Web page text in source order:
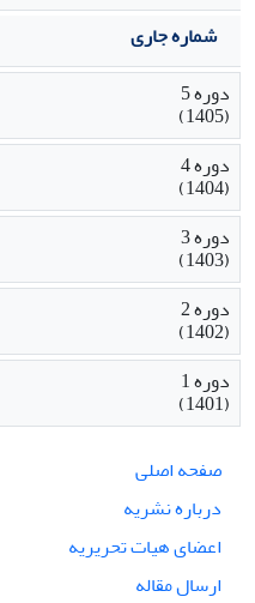
شماره جاری
دوره 5
(1405)
دوره 4
(1404)
دوره 3
(1403)
دوره 2
(1402)
دوره 1
(1401)
صفحه اصلی
درباره نشریه
اعضای هیات تحریریه
ارسال مقاله